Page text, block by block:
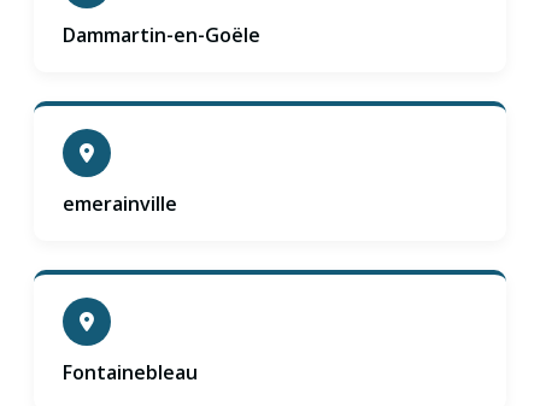
Dammartin-en-Goële
emerainville
Fontainebleau